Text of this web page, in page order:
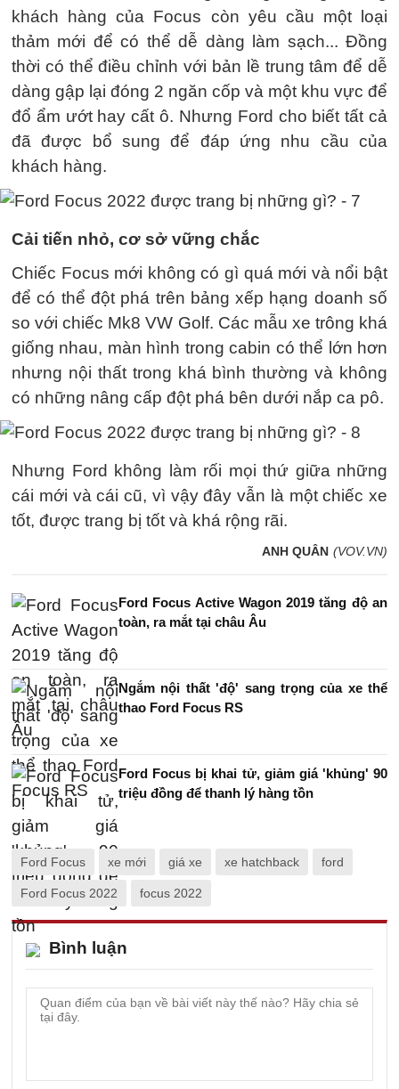
khách hàng của Focus còn yêu cầu một loại
thảm mới để có thể dễ dàng làm sạch... Đồng
thời có thể điều chỉnh với bản lề trung tâm để dễ
dàng gập lại đóng 2 ngăn cốp và một khu vực để
đổ ẩm ướt hay cất ô. Nhưng Ford cho biết tất cả
đã được bổ sung để đáp ứng nhu cầu của
khách hàng.
Cải tiến nhỏ, cơ sở vững chắc
Chiếc Focus mới không có gì quá mới và nổi bật
để có thể đột phá trên bảng xếp hạng doanh số
so với chiếc Mk8 VW Golf. Các mẫu xe trông khá
giống nhau, màn hình trong cabin có thể lớn hơn
nhưng nội thất trong khá bình thường và không
có những nâng cấp đột phá bên dưới nắp ca pô.
Nhưng Ford không làm rối mọi thứ giữa những
cái mới và cái cũ, vì vậy đây vẫn là một chiếc xe
tốt, được trang bị tốt và khá rộng rãi.
ANH QUÂN (VOV.VN)
Ford Focus Active Wagon 2019 tăng độ an
toàn, ra mắt tại châu Âu
Ngắm nội thất 'độ' sang trọng của xe thể
thao Ford Focus RS
Ford Focus bị khai tử, giảm giá 'khủng' 90
triệu đồng để thanh lý hàng tồn
Ford Focus xe mới giá xe xe hatchback ford
Ford Focus 2022 focus 2022
Bình luận